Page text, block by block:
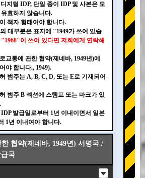
지털 IDP, 단일 종이 IDP 및 사본은 모
효하지 않습니다.
책자 형태여야 합니다.
대부분은 표지에 "1949가 쓰여 있습
"1968"이 쓰여 있다면 저희에게 연락해
교통에 관한 협약(제네바, 1949년)에
야 합니다., 1949).
범주는 A, B, C, D, 또는 E로 기재되어
범주 B 섹션에 스탬프 또는 마크가 있
발급일로부터 1년 이내이면서 일본
1년 이내여야 합니다.
협약(제네바, 1949년) 서명국 /
국